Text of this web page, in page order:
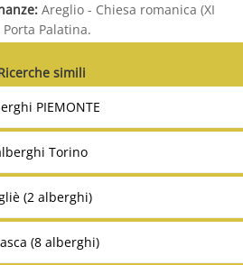
Areglio - Chiesa romanica (XI
Palatina.
simili
PIEMONTE
Torino
(2 alberghi)
(8 alberghi)